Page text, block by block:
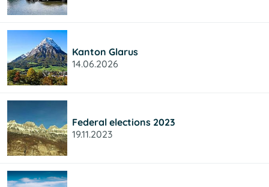
Kanton Glarus
14.06.2026
Federal elections 2023
19.11.2023